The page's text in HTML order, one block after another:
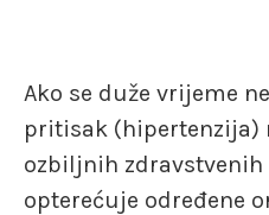
Ako se duže vrijeme
pritisak (hipertenzija)
ozbiljnih
opterećuje određene